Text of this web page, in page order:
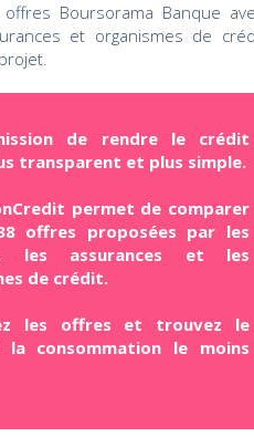
offres Boursorama Banque
et organismes de
de rendre le crédit
transparent et plus simple.
permet de comparer
offres proposées par les
les assurances et les
de crédit.
les offres et trouvez le
consommation le moins